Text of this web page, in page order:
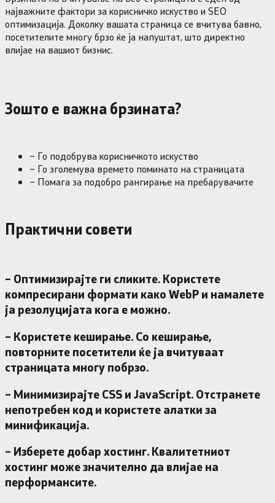
најважните фактори за корисничко искуство и SEO
оптимизација. Доколку вашата страница се вчитува бавно,
посетителите многу брзо ќе ја напуштат, што директно
влијае на вашиот бизнис.
Зошто е важна брзината?
– Го подобрува корисничкото искуство
– Го зголемува времето поминато на страницата
– Помага за подобро рангирање на пребарувачите
Практични совети
– Оптимизирајте ги сликите. Користете
компресирани формати како WebP и намалете
ја резолуцијата кога е можно.
– Користете кеширање. Со кеширање,
повторните посетители ќе ја вчитуваат
страницата многу побрзо.
– Минимизирајте CSS и JavaScript. Отстранете
непотребен код и користете алатки за
минификација.
– Изберете добар хостинг. Квалитетниот
хостинг може значително да влијае на
перформансите.